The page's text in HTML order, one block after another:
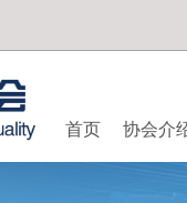
首页 协会介